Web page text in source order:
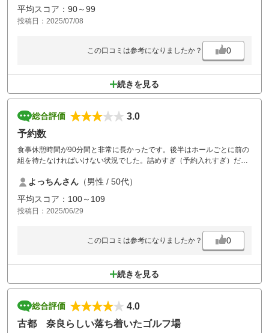
平均スコア：90～99
投稿日：2025/07/08
この口コミは参考になりましたか？ 0
続きを見る
総合評価
3.0
予約数
食事休憩時間が90分間と非常に長かったです。後半はホールごとに前の
組を待たなければいけない状況でした。詰めすぎ（予約入れすぎ）だと
リピートする気持ちが無くなってしまうのでもったいないなぁと思いま
した。
よっちんさん （男性 / 50代）
平均スコア：100～109
投稿日：2025/06/29
この口コミは参考になりましたか？ 0
続きを見る
総合評価
4.0
古都 奈良らしい落ち着いたゴルフ場